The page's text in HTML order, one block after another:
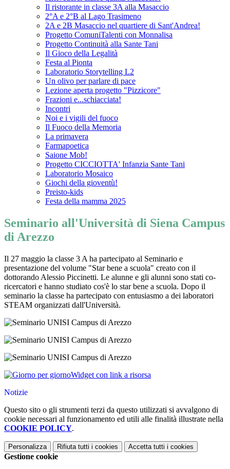
Il ristorante in classe 3A alla Masaccio
2°A e 2°B al Lago Trasimeno
2A e 2B Masaccio nel quartiere di Sant'Andrea!
Progetto ComuniTalenti con Monnalisa
Progetto Continuità alla Sante Tani
Il Gioco della Legalità
Festa al Pionta
Laboratorio Storytelling L2
Un olivo per parlare di pace
Lezione aperta progetto "Pizzicore"
Frazioni e...schiacciata!
Incontri
Noi e i vigili del fuoco
Il Fuoco della Memoria
La primavera
Farmapoetica
Saione Mob!
Progetto CICCIOTTA' Infanzia Sante Tani
Laboratorio Mosaico
Giochi della gioventù!
Preisto-kids
Festa della mamma 2025
Seminario all'Università di Siena Campus
di Arezzo
Il 27 maggio la classe 3 A ha partecipato al Seminario e
presentazione del volume "Star bene a scuola" creato con il
dottorando Alessio Piccinetti. Le alunne e gli alunni sono stati co-
ricercatori e hanno studiato cos'è lo star bene a scuola. Dopo il
seminario la classe ha partecipato con entusiasmo a dei laboratori
STEAM organizzati dall'Università.
Widget con link a risorsa
Notizie
Questo sito o gli strumenti terzi da questo utilizzati si avvalgono di
cookie necessari al funzionamento ed utili alle finalità illustrate nella
COOKIE POLICY.
Personalizza Rifiuta tutti i cookies Accetta tutti i cookies
Gestione cookie